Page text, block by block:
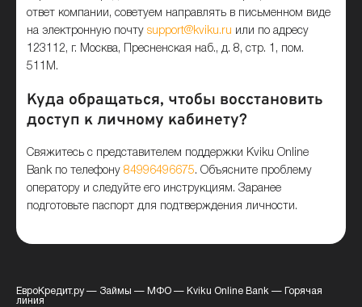
ответ компании, советуем направлять в письменном виде
на электронную почтуsupport@kviku.ru или по адресу
123112, г. Москва, Пресненская наб., д. 8, стр. 1, пом.
511М.
Куда обращаться, чтобы восстановить
доступ к личному кабинету?
Свяжитесь с представителем поддержки Kviku Online
Bank по телефону84996496675. Объясните проблему
оператору и следуйте его инструкциям. Заранее
подготовьте паспорт для подтверждения личности.
ЕвроКредит.ру— Займы — МФО — Kviku Online Bank —
Горячая
линия